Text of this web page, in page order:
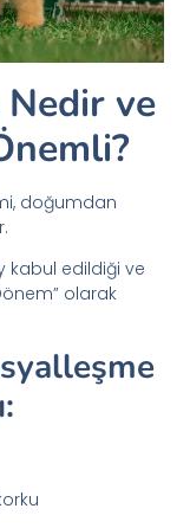
Nedir ve
doğumdan
kabul edildiği ve
olarak